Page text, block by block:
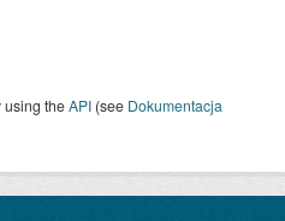
using theAPI (see Dokumentacja